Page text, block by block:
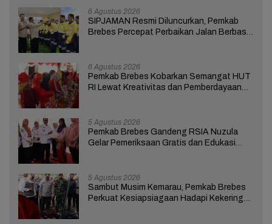
6 Agustus 2026
SIPJAMAN Resmi Diluncurkan, Pemkab
Brebes Percepat Perbaikan Jalan Berbasis
6 Agustus 2026
Pemkab Brebes Kobarkan Semangat HUT
RI Lewat Kreativitas dan Pemberdayaan
5 Agustus 2026
Pemkab Brebes Gandeng RSIA Nuzula
Gelar Pemeriksaan Gratis dan Edukasi
5 Agustus 2026
Sambut Musim Kemarau, Pemkab Brebes
Perkuat Kesiapsiagaan Hadapi Kekeringan